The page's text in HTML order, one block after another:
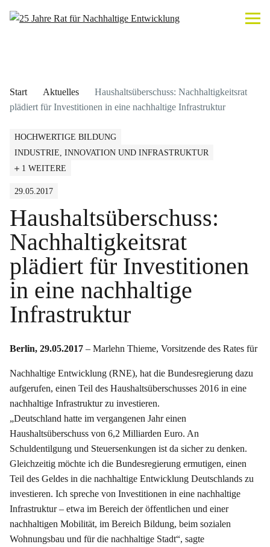
Start Aktuelles
Haushaltsüberschuss: Nachhaltigkeitsrat
plädiert für Investitionen in eine nachhaltige Infrastruktur
HOCHWERTIGE BILDUNG
INDUSTRIE, INNOVATION UND INFRASTRUKTUR
1 WEITERE
29.05.2017
Haushaltsüberschuss:
Nachhaltigkeitsrat
plädiert für Investitionen
in eine nachhaltige
Infrastruktur
Berlin, 29.05.2017 – Marlehn Thieme, Vorsitzende des Rates für
Nachhaltige Entwicklung (RNE), hat die Bundesregierung dazu
aufgerufen, einen Teil des Haushaltsüberschusses 2016 in eine
nachhaltige Infrastruktur zu investieren.
„Deutschland hatte im vergangenen Jahr einen
Haushaltsüberschuss von 6,2 Milliarden Euro. An
Schuldentilgung und Steuersenkungen ist da sicher zu denken.
Gleichzeitig möchte ich die Bundesregierung ermutigen, einen
Teil des Geldes in die nachhaltige Entwicklung Deutschlands zu
investieren. Ich spreche von Investitionen in eine nachhaltige
Infrastruktur – etwa im Bereich der öffentlichen und einer
nachhaltigen Mobilität, im Bereich Bildung, beim sozialen
Wohnungsbau und für die nachhaltige Stadt“, sagte